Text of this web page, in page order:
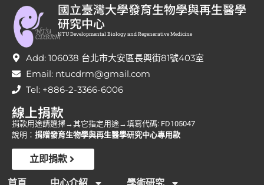
國立臺灣大學發育生物學與再生醫學
研究中心
NTU Developmental Biology and Regenerative Medicine
Add: 106038 台北市大安區長興街81號403室
Email: ntucdrm@gmail.com
Tel: +886-2-3366-6006
線上捐款
捐款用途請選擇→其它指定用途→填寫代碼: FD105047
說明： 捐贈發育生物學與再生醫學研究中心專用款
立即捐款